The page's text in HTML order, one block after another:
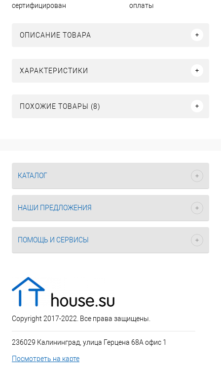
сертифицирован
оплаты
ОПИСАНИЕ ТОВАРА
ХАРАКТЕРИСТИКИ
ПОХОЖИЕ ТОВАРЫ (8)
КАТАЛОГ
НАШИ ПРЕДЛОЖЕНИЯ
ПОМОЩЬ И СЕРВИСЫ
Copyright 2017-2022. Все права защищены.
236029 Калининград, улица Герцена 68А офис 1
Посмотреть на карте